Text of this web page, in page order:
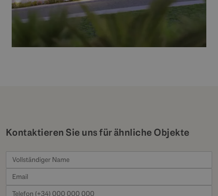
Kontaktieren Sie uns für ähnliche Objekte